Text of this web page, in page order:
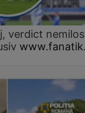
verdict nemilos